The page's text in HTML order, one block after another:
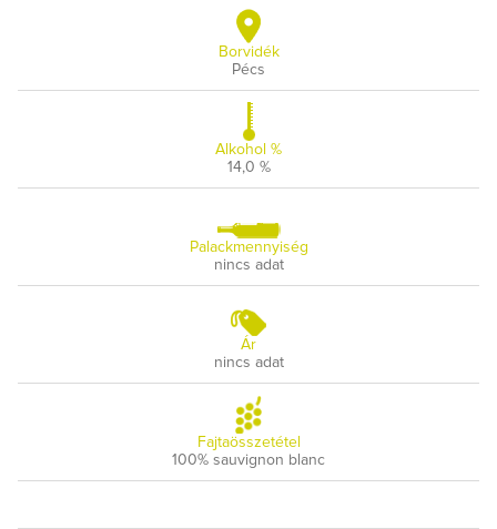
Borvidék
Pécs
Alkohol %
14,0 %
Palackmennyiség
nincs adat
Ár
nincs adat
Fajtaösszetétel
100% sauvignon blanc